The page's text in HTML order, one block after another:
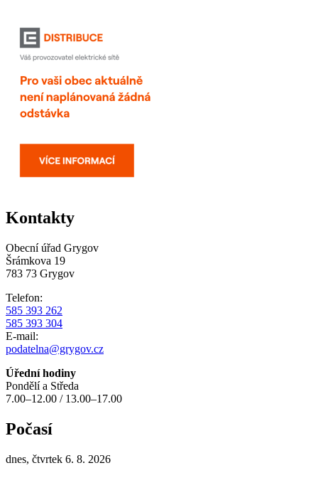
Kontakty
Obecní úřad Grygov
Šrámkova 19
783 73 Grygov
Telefon:
585 393 262
585 393 304
E-mail:
podatelna@grygov.cz
Úřední hodiny
Pondělí a Středa
7.00–12.00 / 13.00–17.00
Počasí
dnes, čtvrtek 6. 8. 2026